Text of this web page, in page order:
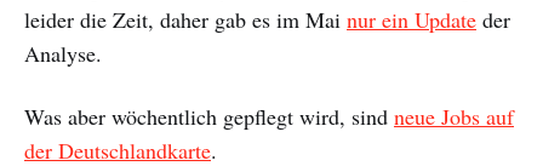
leider die Zeit, daher gab es im Mai nur ein Update der
Analyse.
Was aber wöchentlich gepflegt wird, sind neue Jobs auf
der Deutschlandkarte.